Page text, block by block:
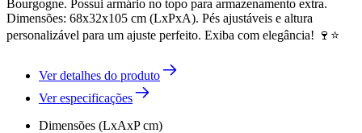
Bourgogne. Possui armário no topo para armazenamento extra.
Dimensões: 68x32x105 cm (LxPxA). Pés ajustáveis e altura
personalizável para um ajuste perfeito. Exiba com elegância! 🍷⭐
Ver detalhes do produto
Ver especificações
Dimensões (LxAxP cm)